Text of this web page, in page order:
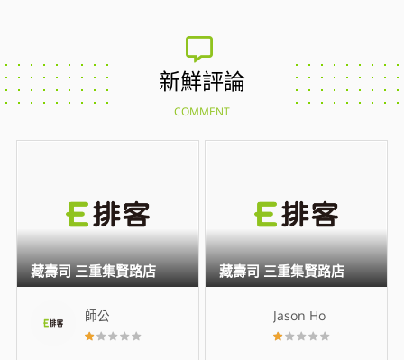
新鮮評論
COMMENT
師公
藏壽司 三重集賢路店
Jason Ho
藏壽司 三重集賢路店